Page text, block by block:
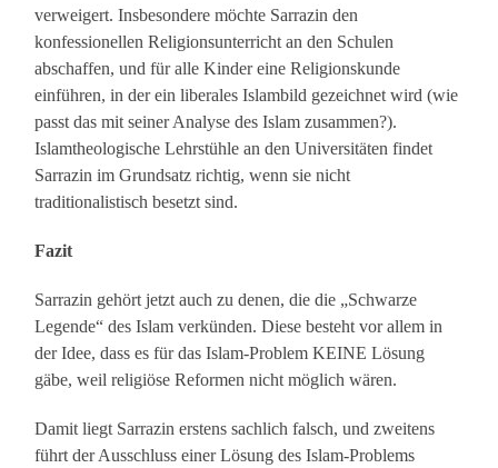
verweigert. Insbesondere möchte Sarrazin den
konfessionellen Religionsunterricht an den Schulen
abschaffen, und für alle Kinder eine Religionskunde
einführen, in der ein liberales Islambild gezeichnet wird (wie
passt das mit seiner Analyse des Islam zusammen?).
Islamtheologische Lehrstühle an den Universitäten findet
Sarrazin im Grundsatz richtig, wenn sie nicht
traditionalistisch besetzt sind.
Fazit
Sarrazin gehört jetzt auch zu denen, die die „Schwarze
Legende“ des Islam verkünden. Diese besteht vor allem in
der Idee, dass es für das Islam-Problem KEINE Lösung
gäbe, weil religiöse Reformen nicht möglich wären.
Damit liegt Sarrazin erstens sachlich falsch, und zweitens
führt der Ausschluss einer Lösung des Islam-Problems